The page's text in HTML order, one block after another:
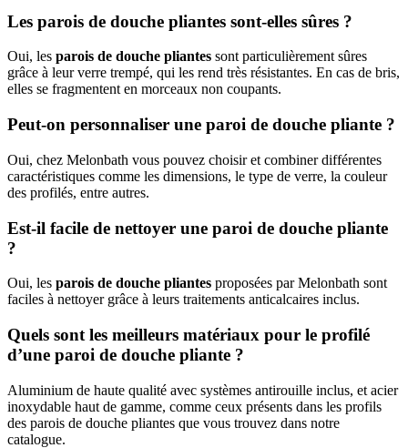
Les parois de douche pliantes sont-elles sûres ?
Oui, les parois de douche pliantes sont particulièrement sûres
grâce à leur verre trempé, qui les rend très résistantes. En cas de bris,
elles se fragmentent en morceaux non coupants.
Peut-on personnaliser une paroi de douche pliante ?
Oui, chez Melonbath vous pouvez choisir et combiner différentes
caractéristiques comme les dimensions, le type de verre, la couleur
des profilés, entre autres.
Est-il facile de nettoyer une paroi de douche pliante
?
Oui, les parois de douche pliantes proposées par Melonbath sont
faciles à nettoyer grâce à leurs traitements anticalcaires inclus.
Quels sont les meilleurs matériaux pour le profilé
d’une paroi de douche pliante ?
Aluminium de haute qualité avec systèmes antirouille inclus, et acier
inoxydable haut de gamme, comme ceux présents dans les profils
des parois de douche pliantes que vous trouvez dans notre
catalogue.